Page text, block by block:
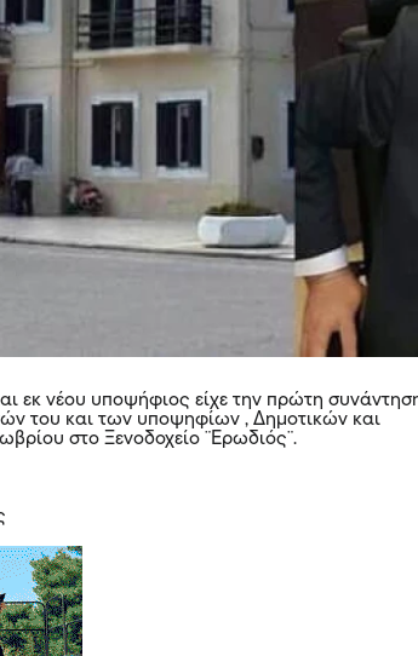
εκ νέου υποψήφιος είχε την πρώτη
του και των υποψηφίων , Δημοτικών και
στο Ξενοδοχείο ¨Ερωδιός¨.